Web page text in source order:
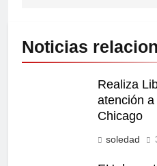
Noticias
Realiza
atención
Chicago
soledad